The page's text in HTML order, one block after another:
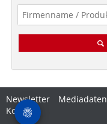
Newsletter Mediadaten
Kontakt